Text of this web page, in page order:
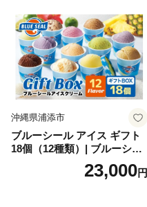
沖縄県浦添市
ブルーシール アイス ギフト
18個（12種類）| ブルーシー
ルアイス ブルーシールアイ
スクリーム 着日指定可能 送
23,000円